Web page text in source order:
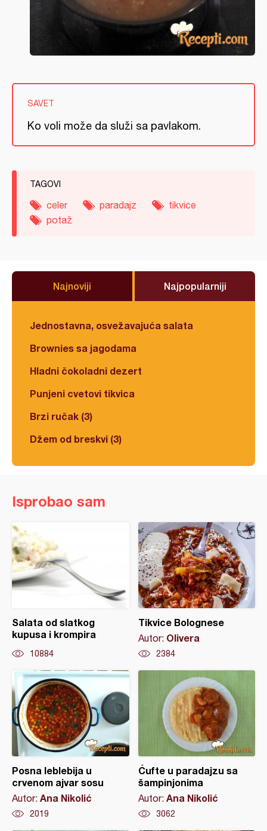
SAVET
Ko voli može da služi sa pavlakom.
TAGOVI
celer paradajz
tikvice
potaž
Najnoviji Najpopularniji
Jednostavna, osvežavajuća salata
Brownies sa jagodama
Hladni čokoladni dezert
Punjeni cvetovi tikvica
Brzi ručak (3)
Džem od breskvi (3)
Isprobao sam
Salata od slatkog
kupusa i krompira
10884
Tikvice Bolognese
Autor: Olivera
2384
Posna leblebija u
crvenom ajvar sosu
Autor: Ana Nikolić
2019
Ćufte u paradajzu sa
šampinjonima
Autor: Ana Nikolić
3062